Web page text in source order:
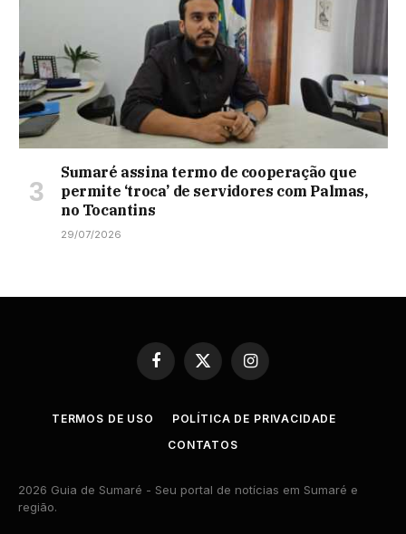
Sumaré assina termo de cooperação que
permite ‘troca’ de servidores com Palmas,
no Tocantins
29/07/2026
Facebook
X
(Twitter)
Instagram
TERMOS DE USO
POLÍTICA DE PRIVACIDADE
CONTATOS
2026 Guia de Sumaré - Seu portal de notícias em Sumaré e
região.